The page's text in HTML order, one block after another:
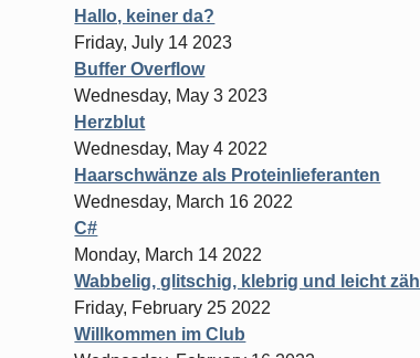
Hallo, keiner da?
Friday, July 14 2023
Buffer Overflow
Wednesday, May 3 2023
Herzblut
Wednesday, May 4 2022
Haarschwänze als Proteinlieferanten
Wednesday, March 16 2022
C#
Monday, March 14 2022
Wabbelig, glitschig, klebrig und leicht zäh
Friday, February 25 2022
Willkommen im Club